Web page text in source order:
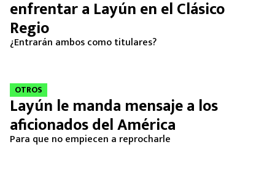
enfrentar a Layún en el Clásico
Regio
¿Entrarán ambos como titulares?
OTROS
Layún le manda mensaje a los
aficionados del América
Para que no empiecen a reprocharle